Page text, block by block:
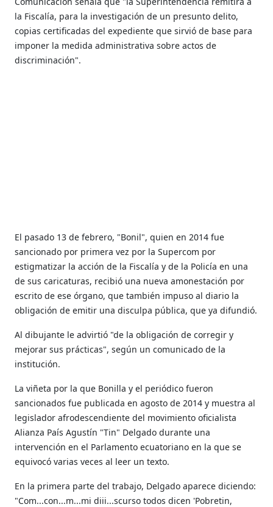
la Fiscalía, para la investigación de un presunto delito,
copias certificadas del expediente que sirvió de base para
imponer la medida administrativa sobre actos de
discriminación".
El pasado 13 de febrero, "Bonil", quien en 2014 fue
sancionado por primera vez por la Supercom por
estigmatizar la acción de la Fiscalía y de la Policía en una
de sus caricaturas, recibió una nueva amonestación por
escrito de ese órgano, que también impuso al diario la
obligación de emitir una disculpa pública, que ya difundió.
Al dibujante le advirtió "de la obligación de corregir y
mejorar sus prácticas", según un comunicado de la
institución.
La viñeta por la que Bonilla y el periódico fueron
sancionados fue publicada en agosto de 2014 y muestra al
legislador afrodescendiente del movimiento oficialista
Alianza País Agustín "Tin" Delgado durante una
intervención en el Parlamento ecuatoriano en la que se
equivocó varias veces al leer un texto.
En la primera parte del trabajo, Delgado aparece diciendo:
"Com...con...m...mi diii...scurso todos dicen 'Pobretin,